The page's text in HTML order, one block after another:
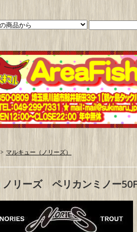
> マルキュー（ノリーズ）
ノリーズ ペリカンミノー